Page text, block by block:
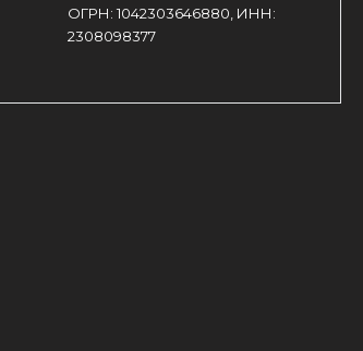
ОГРН: 1042303646880, ИНН:
2308098377